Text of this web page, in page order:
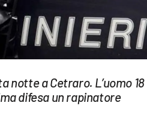
notte a Cetraro. L’uomo 18
difesa un rapinatore